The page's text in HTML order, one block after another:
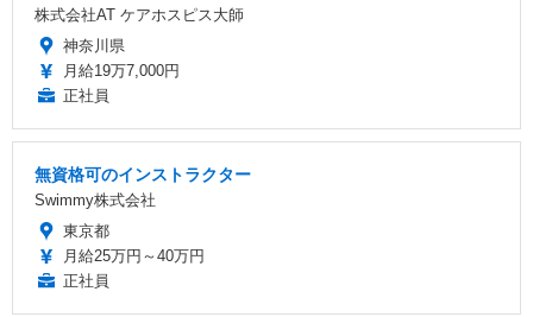
株式会社AT ケアホスピス大師
神奈川県
月給19万7,000円
正社員
無資格可のインストラクター
Swimmy株式会社
東京都
月給25万円～40万円
正社員